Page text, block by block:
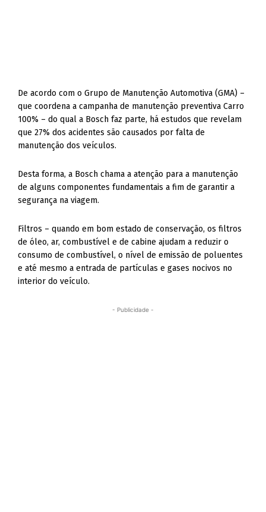
De acordo com o Grupo de Manutenção Automotiva (GMA) –
que coordena a campanha de manutenção preventiva Carro
100% – do qual a Bosch faz parte, há estudos que revelam
que 27% dos acidentes são causados por falta de
manutenção dos veículos.
Desta forma, a Bosch chama a atenção para a manutenção
de alguns componentes fundamentais a fim de garantir a
segurança na viagem.
Filtros – quando em bom estado de conservação, os filtros
de óleo, ar, combustível e de cabine ajudam a reduzir o
consumo de combustível, o nível de emissão de poluentes
e até mesmo a entrada de partículas e gases nocivos no
interior do veículo.
- Publicidade -